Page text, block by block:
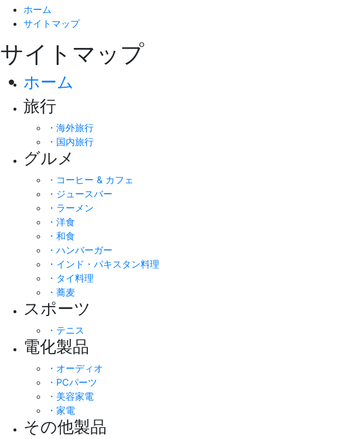
ホーム
サイトマップ
サイトマップ
ホーム
旅行
・海外旅行
・国内旅行
グルメ
・コーヒー & カフェ
・ジュースバー
・ラーメン
・洋食
・和食
・ハンバーガー
・インド・パキスタン料理
・タイ料理
・蕎麦
スポーツ
・テニス
電化製品
・オーディオ
・PCパーツ
・美容家電
・家電
その他製品